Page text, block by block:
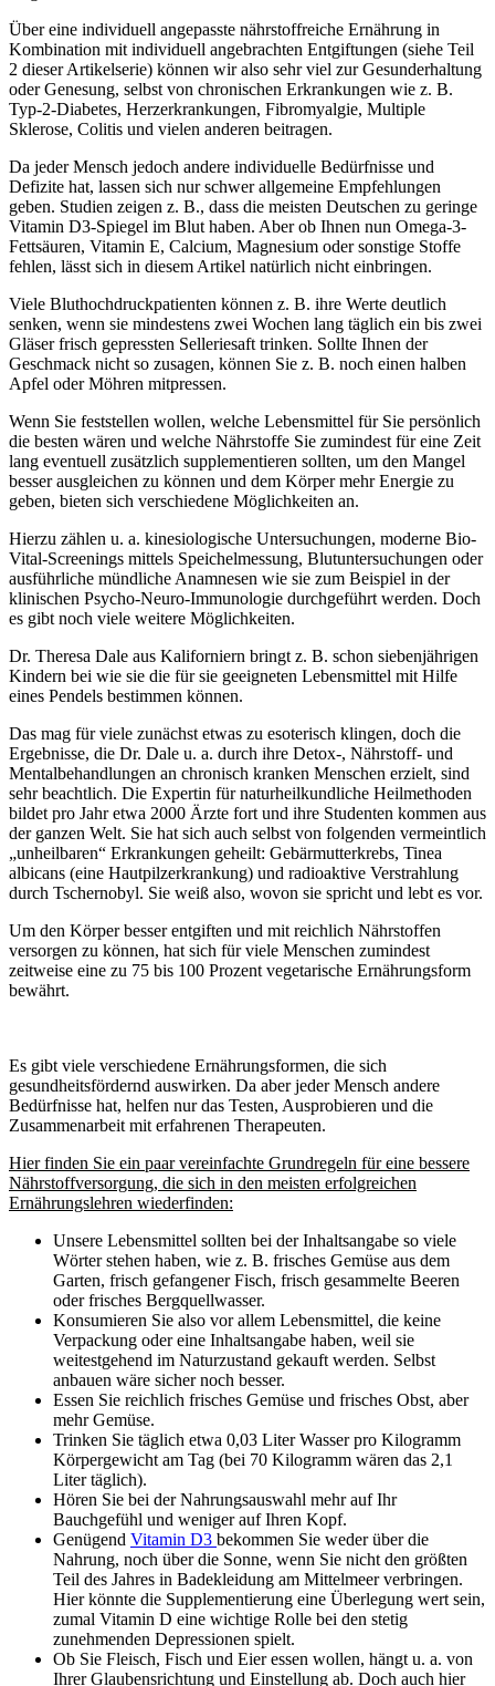
Über eine individuell angepasste nährstoffreiche Ernährung in
Kombination mit individuell angebrachten Entgiftungen (siehe Teil
2 dieser Artikelserie) können wir also sehr viel zur Gesunderhaltung
oder Genesung, selbst von chronischen Erkrankungen wie z. B.
Typ-2-Diabetes, Herzerkrankungen, Fibromyalgie, Multiple
Sklerose, Colitis und vielen anderen beitragen.
Da jeder Mensch jedoch andere individuelle Bedürfnisse und
Defizite hat, lassen sich nur schwer allgemeine Empfehlungen
geben. Studien zeigen z. B., dass die meisten Deutschen zu geringe
Vitamin D3-Spiegel im Blut haben. Aber ob Ihnen nun Omega-3-
Fettsäuren, Vitamin E, Calcium, Magnesium oder sonstige Stoffe
fehlen, lässt sich in diesem Artikel natürlich nicht einbringen.
Viele Bluthochdruckpatienten können z. B. ihre Werte deutlich
senken, wenn sie mindestens zwei Wochen lang täglich ein bis zwei
Gläser frisch gepressten Selleriesaft trinken. Sollte Ihnen der
Geschmack nicht so zusagen, können Sie z. B. noch einen halben
Apfel oder Möhren mitpressen.
Wenn Sie feststellen wollen, welche Lebensmittel für Sie persönlich
die besten wären und welche Nährstoffe Sie zumindest für eine Zeit
lang eventuell zusätzlich supplementieren sollten, um den Mangel
besser ausgleichen zu können und dem Körper mehr Energie zu
geben, bieten sich verschiedene Möglichkeiten an.
Hierzu zählen u. a. kinesiologische Untersuchungen, moderne Bio-
Vital-Screenings mittels Speichelmessung, Blutuntersuchungen oder
ausführliche mündliche Anamnesen wie sie zum Beispiel in der
klinischen Psycho-Neuro-Immunologie durchgeführt werden. Doch
es gibt noch viele weitere Möglichkeiten.
Dr. Theresa Dale aus Kaliforniern bringt z. B. schon siebenjährigen
Kindern bei wie sie die für sie geeigneten Lebensmittel mit Hilfe
eines Pendels bestimmen können.
Das mag für viele zunächst etwas zu esoterisch klingen, doch die
Ergebnisse, die Dr. Dale u. a. durch ihre Detox-, Nährstoff- und
Mentalbehandlungen an chronisch kranken Menschen erzielt, sind
sehr beachtlich. Die Expertin für naturheilkundliche Heilmethoden
bildet pro Jahr etwa 2000 Ärzte fort und ihre Studenten kommen aus
der ganzen Welt. Sie hat sich auch selbst von folgenden vermeintlich
„unheilbaren“ Erkrankungen geheilt: Gebärmutterkrebs, Tinea
albicans (eine Hautpilzerkrankung) und radioaktive Verstrahlung
durch Tschernobyl. Sie weiß also, wovon sie spricht und lebt es vor.
Um den Körper besser entgiften und mit reichlich Nährstoffen
versorgen zu können, hat sich für viele Menschen zumindest
zeitweise eine zu 75 bis 100 Prozent vegetarische Ernährungsform
bewährt.
Es gibt viele verschiedene Ernährungsformen, die sich
gesundheitsfördernd auswirken. Da aber jeder Mensch andere
Bedürfnisse hat, helfen nur das Testen, Ausprobieren und die
Zusammenarbeit mit erfahrenen Therapeuten.
Hier finden Sie ein paar vereinfachte Grundregeln für eine bessere
Nährstoffversorgung, die sich in den meisten erfolgreichen
Ernährungslehren wiederfinden:
Unsere Lebensmittel sollten bei der Inhaltsangabe so viele
Wörter stehen haben, wie z. B. frisches Gemüse aus dem
Garten, frisch gefangener Fisch, frisch gesammelte Beeren
oder frisches Bergquellwasser.
Konsumieren Sie also vor allem Lebensmittel, die keine
Verpackung oder eine Inhaltsangabe haben, weil sie
weitestgehend im Naturzustand gekauft werden. Selbst
anbauen wäre sicher noch besser.
Essen Sie reichlich frisches Gemüse und frisches Obst, aber
mehr Gemüse.
Trinken Sie täglich etwa 0,03 Liter Wasser pro Kilogramm
Körpergewicht am Tag (bei 70 Kilogramm wären das 2,1
Liter täglich).
Hören Sie bei der Nahrungsauswahl mehr auf Ihr
Bauchgefühl und weniger auf Ihren Kopf.
Genügend Vitamin D3 bekommen Sie weder über die
Nahrung, noch über die Sonne, wenn Sie nicht den größten
Teil des Jahres in Badekleidung am Mittelmeer verbringen.
Hier könnte die Supplementierung eine Überlegung wert sein,
zumal Vitamin D eine wichtige Rolle bei den stetig
zunehmenden Depressionen spielt.
Ob Sie Fleisch, Fisch und Eier essen wollen, hängt u. a. von
Ihrer Glaubensrichtung und Einstellung ab. Doch auch hier